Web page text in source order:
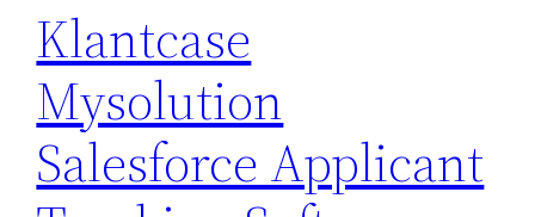
Klantcase
Mysolution
Salesforce Applicant